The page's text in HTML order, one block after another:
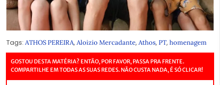
Tags: ATHOS PEREIRA, Aloizio Mercadante, Athos, PT, homenagem
GOSTOU DESTA MATÉRIA? ENTÃO, POR FAVOR, PASSA PRA FRENTE.
COMPARTILHE EM TODAS AS SUAS REDES. NÃO CUSTA NADA, É SÓ CLICAR!